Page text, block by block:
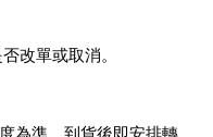
改單或取消。